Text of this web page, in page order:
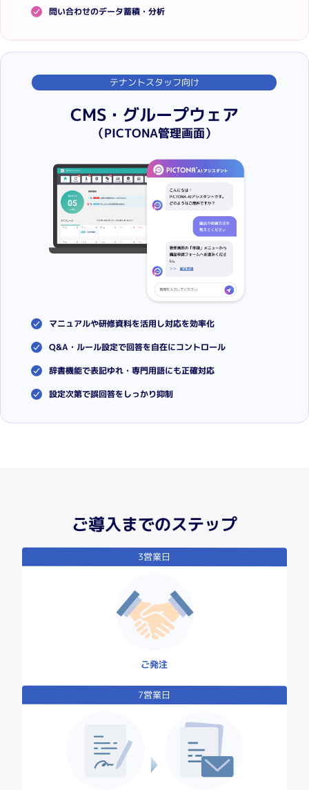
問い合わせのデータ蓄積・分析
テナントスタッフ向け
CMS・グループウェア
（PICTONA管理画面）
マニュアルや研修資料を活用し対応を効率化
Q&A・ルール設定で回答を自在にコントロール
辞書機能で表記ゆれ・専門用語にも正確対応
設定次第で誤回答をしっかり抑制
ご導入までのステップ
3営業日
ご発注
7営業日